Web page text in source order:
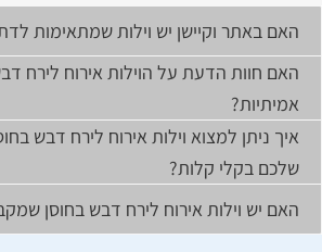
האם באתר וקיישן יש וילות שמתאימות
האם חוות הדעת על הוילות אירוח לירח
אמיתיות?
איך ניתן למצוא וילות אירוח לירח דבש
שלכם בקלי קלות?
האם יש וילות אירוח לירח דבש בחוסן